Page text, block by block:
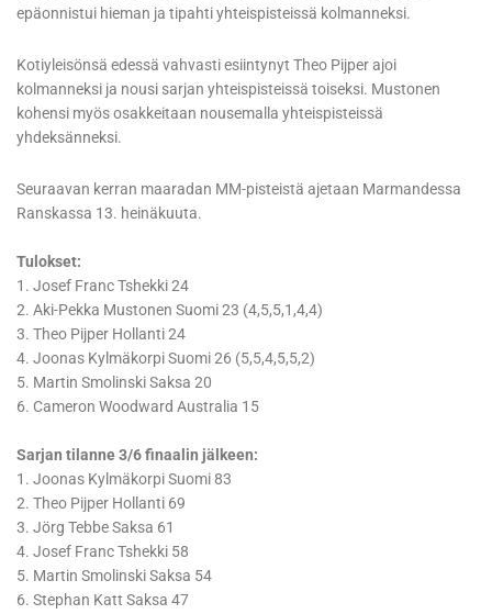
epäonnistui hieman ja tipahti yhteispisteissä kolmanneksi.
Kotiyleisönsä edessä vahvasti esiintynyt Theo Pijper ajoi
kolmanneksi ja nousi sarjan yhteispisteissä toiseksi. Mustonen
kohensi myös osakkeitaan nousemalla yhteispisteissä
yhdeksänneksi.
Seuraavan kerran maaradan MM-pisteistä ajetaan Marmandessa
Ranskassa 13. heinäkuuta.
Tulokset:
1. Josef Franc Tshekki 24
2. Aki-Pekka Mustonen Suomi 23 (4,5,5,1,4,4)
3. Theo Pijper Hollanti 24
4. Joonas Kylmäkorpi Suomi 26 (5,5,4,5,5,2)
5. Martin Smolinski Saksa 20
6. Cameron Woodward Australia 15
Sarjan tilanne 3/6 finaalin jälkeen:
1. Joonas Kylmäkorpi Suomi 83
2. Theo Pijper Hollanti 69
3. Jörg Tebbe Saksa 61
4. Josef Franc Tshekki 58
5. Martin Smolinski Saksa 54
6. Stephan Katt Saksa 47